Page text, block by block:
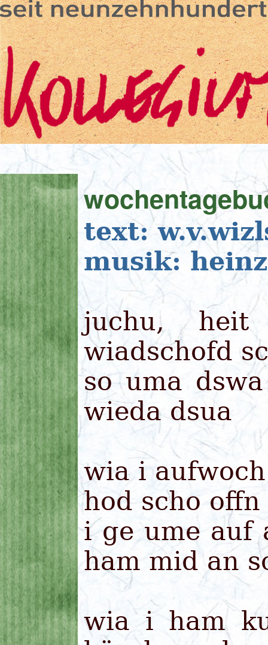
text:
musik:
juchu,
wiadschofd
so uma
wieda dsua
wia i
hod scho offn
i ge ume auf
ham mid an
wia i ham